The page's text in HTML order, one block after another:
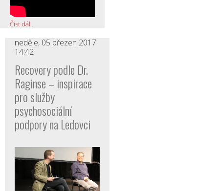
Číst dál...
neděle, 05 březen 2017
14:42
Recovery podle Dr.
Raginse – inspirace
pro služby
psychosociální
podpory na Ledovci